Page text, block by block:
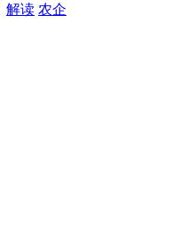
解读 农企